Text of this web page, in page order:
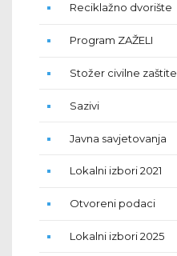
Reciklažno dvorište
Program ZAŽELI
Stožer civilne zaštite
Sazivi
Javna savjetovanja
Lokalni izbori 2021
Otvoreni podaci
Lokalni izbori 2025